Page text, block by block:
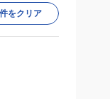
をクリア